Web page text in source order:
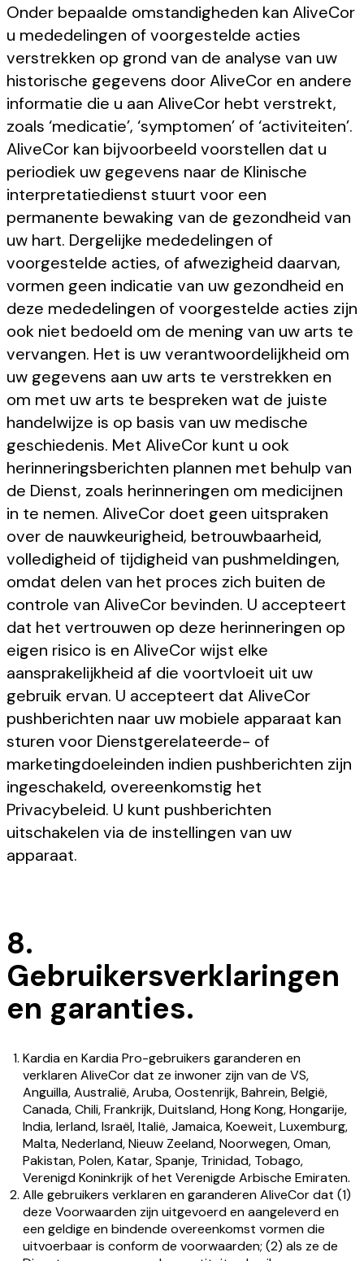
Onder bepaalde omstandigheden kan AliveCor
u mededelingen of voorgestelde acties
verstrekken op grond van de analyse van uw
historische gegevens door AliveCor en andere
informatie die u aan AliveCor hebt verstrekt,
zoals ‘medicatie’, ‘symptomen’ of ‘activiteiten’.
AliveCor kan bijvoorbeeld voorstellen dat u
periodiek uw gegevens naar de Klinische
interpretatiedienst stuurt voor een
permanente bewaking van de gezondheid van
uw hart. Dergelijke mededelingen of
voorgestelde acties, of afwezigheid daarvan,
vormen geen indicatie van uw gezondheid en
deze mededelingen of voorgestelde acties zijn
ook niet bedoeld om de mening van uw arts te
vervangen. Het is uw verantwoordelijkheid om
uw gegevens aan uw arts te verstrekken en
om met uw arts te bespreken wat de juiste
handelwijze is op basis van uw medische
geschiedenis. Met AliveCor kunt u ook
herinneringsberichten plannen met behulp van
de Dienst, zoals herinneringen om medicijnen
in te nemen. AliveCor doet geen uitspraken
over de nauwkeurigheid, betrouwbaarheid,
volledigheid of tijdigheid van pushmeldingen,
omdat delen van het proces zich buiten de
controle van AliveCor bevinden. U accepteert
dat het vertrouwen op deze herinneringen op
eigen risico is en AliveCor wijst elke
aansprakelijkheid af die voortvloeit uit uw
gebruik ervan. U accepteert dat AliveCor
pushberichten naar uw mobiele apparaat kan
sturen voor Dienstgerelateerde- of
marketingdoeleinden indien pushberichten zijn
ingeschakeld, overeenkomstig het
Privacybeleid. U kunt pushberichten
uitschakelen via de instellingen van uw
apparaat.
8.
Gebruikersverklaringen
en garanties.
Kardia en Kardia Pro-gebruikers garanderen en
verklaren AliveCor dat ze inwoner zijn van de VS,
Anguilla, Australië, Aruba, Oostenrijk, Bahrein, België,
Canada, Chili, Frankrijk, Duitsland, Hong Kong, Hongarije,
India, Ierland, Israël, Italië, Jamaica, Koeweit, Luxemburg,
Malta, Nederland, Nieuw Zeeland, Noorwegen, Oman,
Pakistan, Polen, Katar, Spanje, Trinidad, Tobago,
Verenigd Koninkrijk of het Verenigde Arbische Emiraten.
Alle gebruikers verklaren en garanderen AliveCor dat (1)
deze Voorwaarden zijn uitgevoerd en aangeleverd en
een geldige en bindende overeenkomst vormen die
uitvoerbaar is conform de voorwaarden; (2) als ze de